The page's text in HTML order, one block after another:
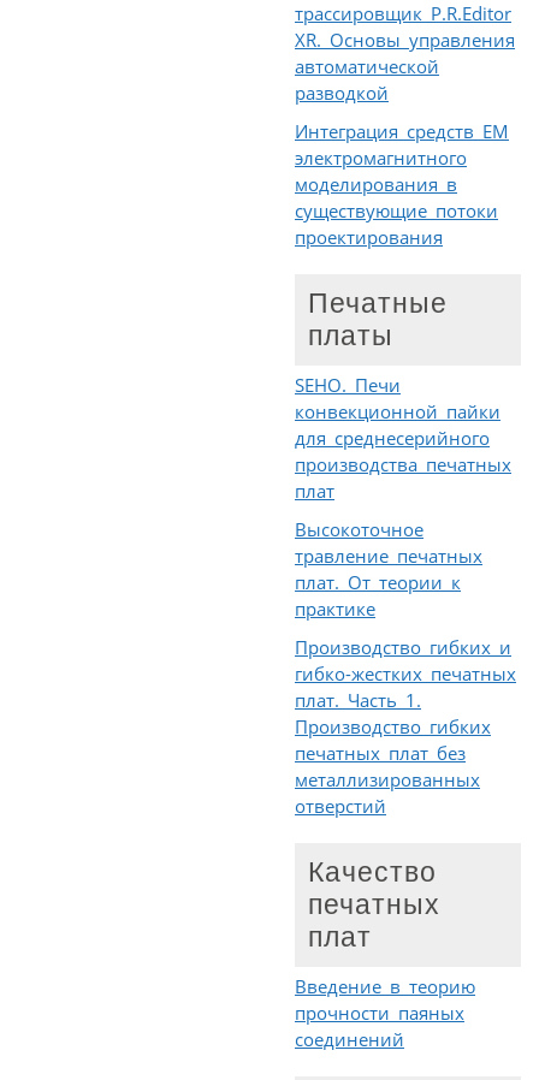
трассировщик P.R.Editor
XR. Основы управления
автоматической
разводкой
Интеграция средств EM
электромагнитного
моделирования в
существующие потоки
проектирования
Печатные
платы
SEHO. Печи
конвекционной пайки
для среднесерийного
производства печатных
плат
Высокоточное
травление печатных
плат. От теории к
практике
Производство гибких и
гибко-жестких печатных
плат. Часть 1.
Производство гибких
печатных плат без
металлизированных
отверстий
Качество
печатных
плат
Введение в теорию
прочности паяных
соединений